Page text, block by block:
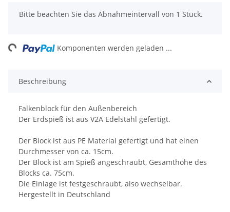
x
Bitte beachten Sie das Abnahmeintervall von 1 Stück.
Komponenten werden geladen ...
Beschreibung
Falkenblock für den Außenbereich
Der Erdspieß ist aus V2A Edelstahl gefertigt.
Der Block ist aus PE Material gefertigt und hat einen
Durchmesser von ca. 15cm.
Der Block ist am Spieß angeschraubt, Gesamthöhe des
Blocks ca. 75cm.
Die Einlage ist festgeschraubt, also wechselbar.
Hergestellt in Deutschland